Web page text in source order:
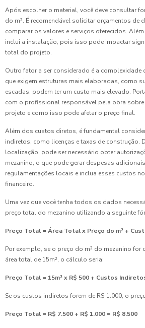
Após escolher o material, você deve consultar
do m². É recomendável solicitar orçamentos de
comparar os valores e serviços oferecidos.
inclui a instalação, pois isso pode impactar
total do projeto.
Outro fator a ser considerado é a complexidade
que exigem estruturas mais elaboradas, como
escadas, podem ter um custo mais elevado.
com o profissional responsável pela obra
projeto e como isso pode afetar o preço final.
Além dos custos diretos, é fundamental
indiretos, como licenças e taxas de construção.
localização, pode ser necessário obter
mezanino, o que pode gerar despesas
regulamentações locais e inclua esses custos
financeiro.
Uma vez que você tenha todos os dados
preço total do mezanino utilizando a seguinte
Preço Total = Área Total x Preço do m² +
Por exemplo, se o preço do m² do mezanino for
área total de 15m², o cálculo seria:
Preço Total = 15m² x R$ 500 + Custos
Se os custos indiretos forem de R$ 1.000, o
Preço Total = R$ 7.500 + R$ 1.000 = R$ 8.500